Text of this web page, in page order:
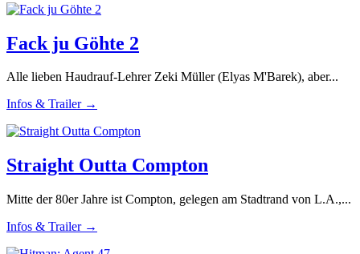
Fack ju Göhte 2
Alle lieben Haudrauf-Lehrer Zeki Müller (Elyas M'Barek), aber...
Infos & Trailer →
Straight Outta Compton
Mitte der 80er Jahre ist Compton, gelegen am Stadtrand von L.A.,...
Infos & Trailer →